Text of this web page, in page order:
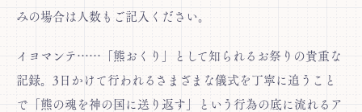
みの場合は人数もご記入ください。
イヨマンテ……「熊おくり」として知られるお祭りの貴重な
記録。3日かけて行われるさまざまな儀式を丁寧に追うこと
で「熊の魂を神の国に送り返す」という行為の底に流れるア